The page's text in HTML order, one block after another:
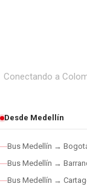
Conectando a
Desde Medellín
Bus Medellín →
Bus Medellín →
Bus Medellín →